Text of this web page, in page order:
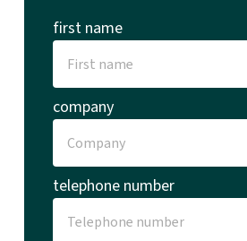
first name
company
telephone number